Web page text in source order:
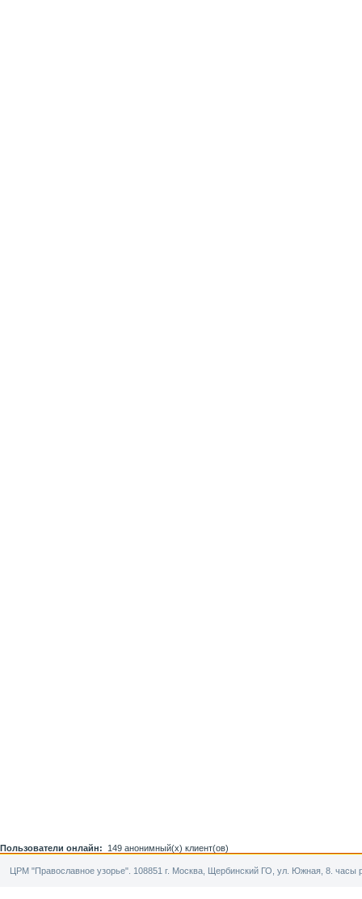
Пользователи онлайн: 149 анонимный(х) клиент(ов)
ЦРМ "Православное узорье". 108851 г. Москва, Щербинский ГО, ул. Южная, 8. часы